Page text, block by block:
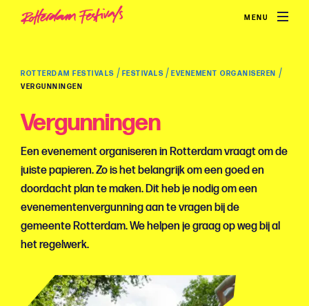
MENU
ROTTERDAM FESTIVALS / FESTIVALS / EVENEMENT ORGANISEREN /
VERGUNNINGEN
Vergunningen
Een evenement organiseren in Rotterdam vraagt om de
juiste papieren. Zo is het belangrijk om een goed en
doordacht plan te maken. Dit heb je nodig om een
evenementenvergunning aan te vragen bij de
gemeente Rotterdam. We helpen je graag op weg bij al
het regelwerk.